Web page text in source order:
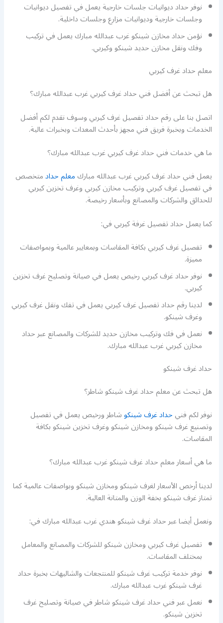
نوفر حداد ديوانيات جلسات خارجية يعمل في تفصيل ديوانيات
وجلسات خارجية وديوانيات مزارع وجلسات داخلية.
نؤمن حداد مخازن شينكو غرب عبدالله مبارك يعمل في تركيب
وفك ونقل مخازن حديد شينكو وكيربي.
معلم حداد غرف كيربي
هل تبحث عن أفضل فني حداد غرف كيربي غرب عبدالله مبارك؟
اتصل بنا على رقم حداد تفصيل غرف كيربي وسوف نقدم لكم أفضل
الخدمات وبخبرة فريق فني مجهز بأحدث المعدات وبخبرات عالية.
ما هي خدمات فني حداد غرف كيربي غرب عبدالله مبارك؟
يعمل فني حداد غرف كيربي غرب عبدالله مباركمعلم حدادمتخصص
في تفصيل غرف كيربي وتركيب مخازن كيربي وغرف تخزين كيربي
للحدائق والشركات والمصانع وبأسعار رخيصة.
كما يعمل حداد تفصيل غرفة كيربي في:
تفصيل غرف كيربي بكافة المقاسات وبمعايير عالمية وبمواصفات
مميزة.
نوفر حداد غرف كيربي رخيص يعمل في صيانة وتصليح غرف تخزين
كيربي.
لدينا رقم حداد تفصيل غرف كيربي يعمل في تفك ونقل غرف كيربي
وغرف شينكو.
نعمل في فك وتركيب مخازن حديد للشركات والمصانع عبر حداد
مخازن كيربي غرب عبدالله مبارك.
حداد غرف شينكو
هل تبحث عن معلم حداد غرف شينكو شاطر؟
نوفر لكم فنيحداد غرف شينكوشاطر ورخيص يعمل في تفصيل
وتصنيع غرف شينكو ومخازن شينكو وغرف تخزين شينكو بكافة
المقاسات.
ما هي أسعار معلم حداد غرف شينكو غرب عبدالله مبارك؟
لدينا أرخص الأسعار لغرف شينكو ومخازن شينكو وبواصفات عالمية كما
تمتاز غرف شينكو بخفة الوزن والمتانة العالية.
ونعمل أيضا عبر حداد غرف شينكو هندي غرب عبدالله مبارك في:
تفصيل غرف كيربي ومخازن شينكو للشركات والمصانع والمعامل
بمختلف المقاسات.
نوفر خدمة تركيب غرف شينكو للمنتجعات والشاليهات بخبرة حداد
غرف شينكو غرب عبدالله مبارك.
نعمل عبر فني حداد غرف شينكو شاطر في صيانة وتصليح غرف
تخزين شينكو.